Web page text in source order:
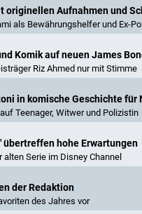
originellen Aufnahmen und
als Bewährungshelfer und Ex-
Komik auf neuen James
Riz Ahmed nur mit Stimme
in komische Geschichte für
Teenager, Witwer und Polizistin
übertreffen hohe Erwartungen
Serie im Disney Channel
der Redaktion
des Jahres vor